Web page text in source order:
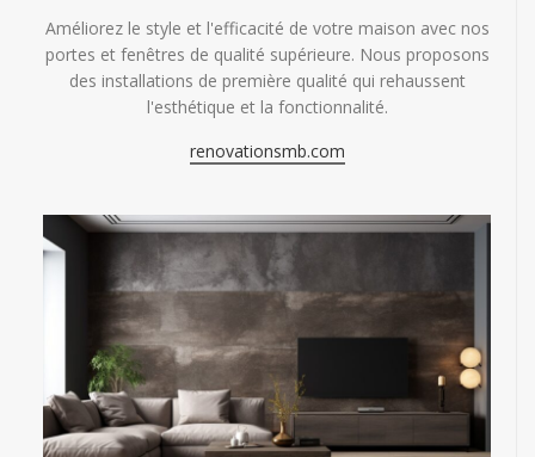
Améliorez le style et l'efficacité de votre maison avec nos
portes et fenêtres de qualité supérieure. Nous proposons
des installations de première qualité qui rehaussent
l'esthétique et la fonctionnalité.
renovationsmb.com